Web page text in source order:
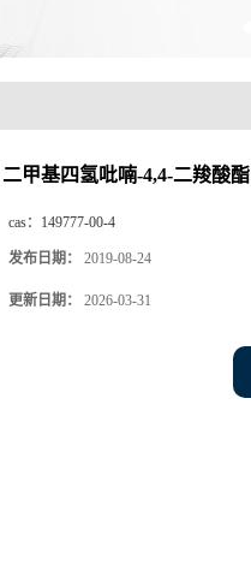
二甲基四氢吡喃-4,4-二羧酸酯
cas： 149777-00-4
发布日期： 2019-08-24
更新日期： 2026-03-31